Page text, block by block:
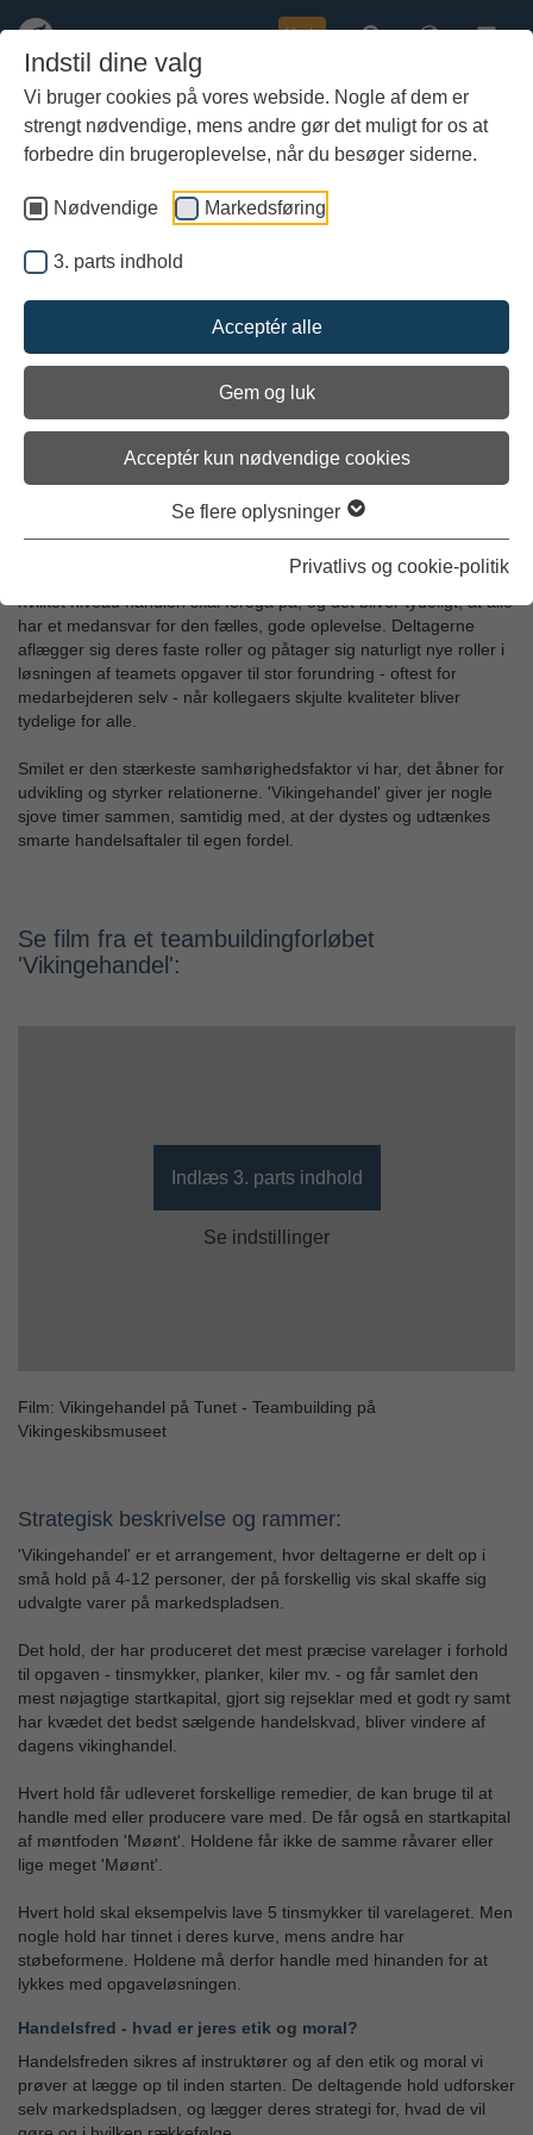
Indstil dine valg
Vi bruger cookies på vores webside. Nogle af dem er
strengt nødvendige, mens andre gør det muligt for os at
forbedre din brugeroplevelse, når du besøger siderne.
Nødvendige Markedsføring
3. parts indhold
Acceptér alle
Gem og luk
Acceptér kun nødvendige cookies
Se flere oplysninger
Privatlivs og cookie-politik
indhold
Køb
Vikingehandel på
Vikingeskibsmuseet
virksomhed!
være dygtige handelsmænd - kan jeres virksomhed gøre dem
Vikingehandel er en kompleks teamudviklingsaktivitet, hvor
holdene er hinandens modstandere i vikingetidens handelliv, dog
er spillet så raffineret, at opgaven ikke kan løse, uden samarbejde
holdene imellem.
Der er ingen fast rute eller markeret start- eller mållinje: Al initiativ
Grupperne skaber både en indbyrdes og en fælles forståelse for,
hvilket niveau handlen skal foregå på, og det bliver tydeligt, at alle
har et medansvar for den fælles, gode oplevelse. Deltagerne
aflægger sig deres faste roller og påtager sig naturligt nye roller i
løsningen af teamets opgaver til stor forundring - oftest for
medarbejderen selv - når kollegaers skjulte kvaliteter bliver
tydelige for alle.
Smilet er den stærkeste samhørighedsfaktor vi har, det åbner for
udvikling og styrker relationerne. 'Vikingehandel' giver jer nogle
sjove timer sammen, samtidig med, at der dystes og udtænkes
smarte handelsaftaler til egen fordel.
Se film fra et teambuildingforløbet
'Vikingehandel':
Indlæs 3. parts indhold
Se indstillinger
Film: Vikingehandel på Tunet - Teambuilding på
Vikingeskibsmuseet
Strategisk beskrivelse og rammer:
'Vikingehandel' er et arrangement, hvor deltagerne er delt op i
små hold på 4-12 personer, der på forskellig vis skal skaffe sig
udvalgte varer på markedspladsen.
Det hold, der har produceret det mest præcise varelager i forhold
til opgaven - tinsmykker, planker, kiler mv. - og får samlet den
mest nøjagtige startkapital, gjort sig rejseklar med et godt ry samt
har kvædet det bedst sælgende handelskvad, bliver vindere af
dagens vikinghandel.
Hvert hold får udleveret forskellige remedier, de kan bruge til at
handle med eller producere vare med. De får også en startkapital
af møntfoden 'Møønt'. Holdene får ikke de samme råvarer eller
lige meget 'Møønt'.
Hvert hold skal eksempelvis lave 5 tinsmykker til varelageret. Men
nogle hold har tinnet i deres kurve, mens andre har
støbeformene. Holdene må derfor handle med hinanden for at
lykkes med opgaveløsningen.
Handelsfred - hvad er jeres etik og moral?
Handelsfreden sikres af instruktører og af den etik og moral vi
prøver at lægge op til inden starten. De deltagende hold udforsker
selv markedspladsen, og lægger deres strategi for, hvad de vil